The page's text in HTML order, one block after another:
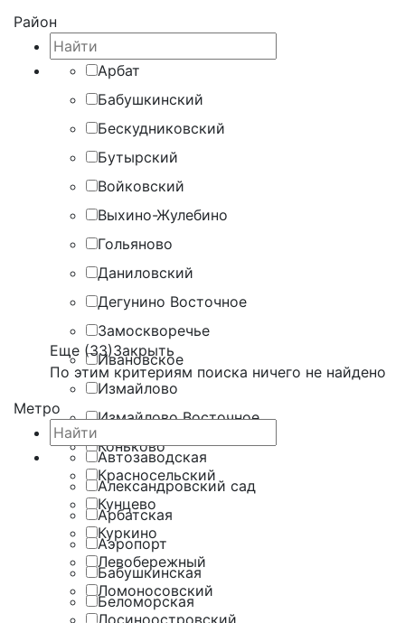
Район
Арбат
Бабушкинский
Бескудниковский
Бутырский
Войковский
Выхино-Жулебино
Гольяново
Даниловский
Дегунино Восточное
Замоскворечье
Ивановское
Измайлово
Измайлово Восточное
Коньково
Красносельский
Кунцево
Куркино
Левобережный
Ломоносовский
Лосиноостровский
Еще (33)Закрыть
По этим критериям поиска ничего не найдено
Метро
Автозаводская
Александровский сад
Арбатская
Аэропорт
Бабушкинская
Беломорская